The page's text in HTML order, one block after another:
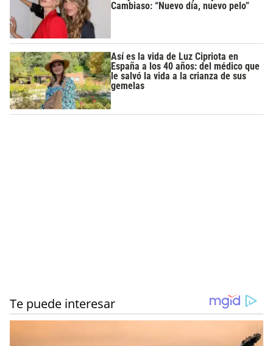
Cambiaso: “Nuevo día, nuevo pelo”
Así es la vida de Luz Cipriota en
España a los 40 años: del médico que
le salvó la vida a la crianza de sus
gemelas